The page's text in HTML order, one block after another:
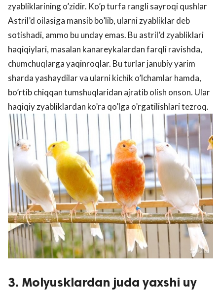
zyabliklarining o’zidir. Ko’p turfa rangli sayroqi qushlar
Astril’d oilasiga mansib bo’lib, ularni zyabliklar deb
sotishadi, ammo bu unday emas. Bu astril’d zyabliklari
haqiqiylari, masalan kanareykalardan farqli ravishda,
chumchuqlarga yaqinroqlar. Bu turlar janubiy yarim
sharda yashaydilar va ularni kichik o’lchamlar hamda,
bo’rtib chiqqan tumshuqlaridan ajratib olish onson. Ular
haqiqiy zyabliklardan ko’ra qo’lga o’rgatilishlari tezroq.
3. Molyusklardan juda yaxshi uy